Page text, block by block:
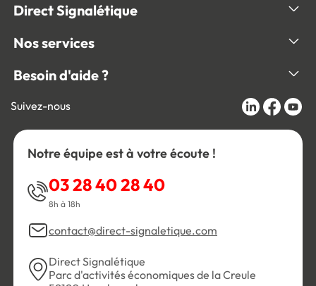
Direct Signalétique
Nos services
Besoin d'aide ?
Suivez-nous
Notre équipe est à votre écoute !
03 28 40 28 40
8h à 18h
contact@direct-signaletique.com
Direct Signalétique
Parc d'activités économiques de la Creule